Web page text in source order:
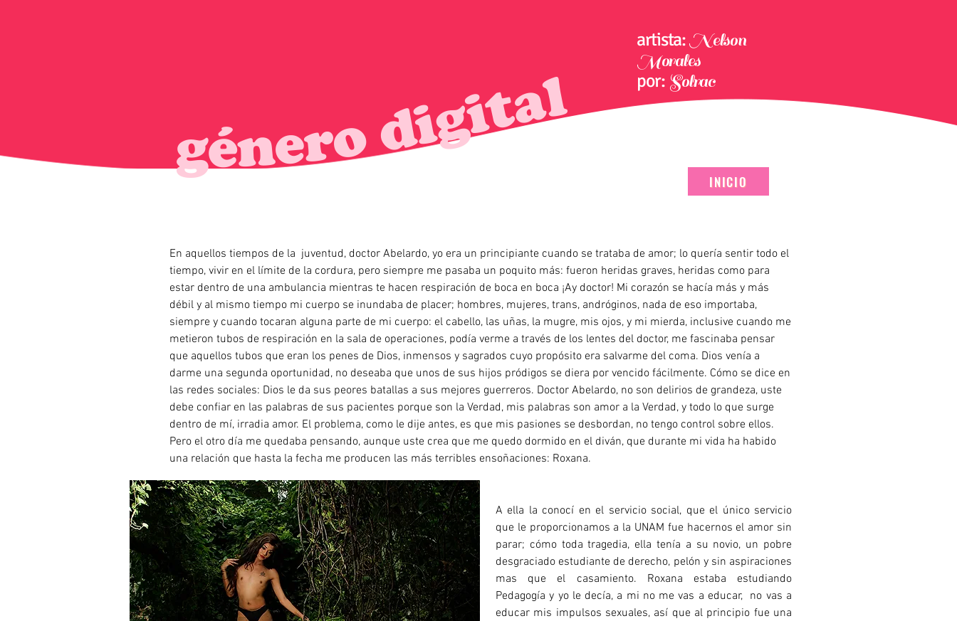
artista:Nelson
Morales
por: Solrac
INICIO
En aquellos tiempos de la juventud, doctor Abelardo, yo era un principiante cuando se trataba de amor; lo quería sentir todo el
tiempo, vivir en el límite de la cordura, pero siempre me pasaba un poquito más: fueron heridas graves, heridas como para
estar dentro de una ambulancia mientras te hacen respiración de boca en boca ¡Ay doctor! Mi corazón se hacía más y más
débil y al mismo tiempo mi cuerpo se inundaba de placer; hombres, mujeres, trans, andróginos, nada de eso importaba,
siempre y cuando tocaran alguna parte de mi cuerpo: el cabello, las uñas, la mugre, mis ojos, y mi mierda, inclusive cuando me
metieron tubos de respiración en la sala de operaciones, podía verme a través de los lentes del doctor, me fascinaba pensar
que aquellos tubos que eran los penes de Dios, inmensos y sagrados cuyo propósito era salvarme del coma. Dios venía a
darme una segunda oportunidad, no deseaba que unos de sus hijos pródigos se diera por vencido fácilmente. Cómo se dice en
las redes sociales: Dios le da sus peores batallas a sus mejores guerreros. Doctor Abelardo, no son delirios de grandeza, uste
debe confiar en las palabras de sus pacientes porque son la Verdad, mis palabras son amor a la Verdad, y todo lo que surge
dentro de mí, irradia amor. El problema, como le dije antes, es que mis pasiones se desbordan, no tengo control sobre ellos.
Pero el otro día me quedaba pensando, aunque uste crea que me quedo dormido en el diván, que durante mi vida ha habido
una relación que hasta la fecha me producen las más terribles ensoñaciones: Roxana.
A ella la conocí en el servicio social, que el único servicio
que le proporcionamos a la UNAM fue hacernos el amor sin
parar; cómo toda tragedia, ella tenía a su novio, un pobre
desgraciado estudiante de derecho, pelón y sin aspiraciones
mas que el casamiento. Roxana estaba estudiando
Pedagogía y yo le decía, a mi no me vas a educar, no vas a
educar mis impulsos sexuales, así que al principio fue una